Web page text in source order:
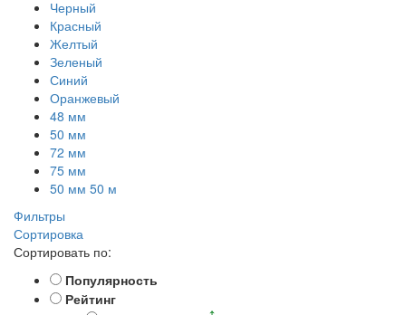
Черный
Красный
Желтый
Зеленый
Синий
Оранжевый
48 мм
50 мм
72 мм
75 мм
50 мм 50 м
Фильтры
Сортировка
Сортировать по:
Популярность
Рейтинг